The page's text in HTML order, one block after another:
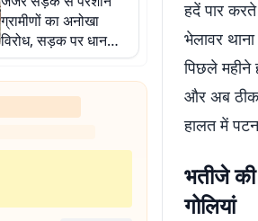
था तो किसी को बोलने की
नहीं थी हिम्मत
ग्रामीणों का अनोखा
विरोध, सड़क पर धान
रोपकर और खाद डालकर
जताया आक्रोश
हदें पार
भेलावर
पिछले महीने
और अब ठीक
हालत में
भतीजे की
गोलियां